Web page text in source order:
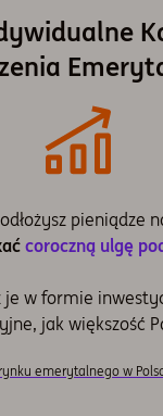
pieniądze
coroczną ulgę
je w formie
jak większość
emerytalnego w